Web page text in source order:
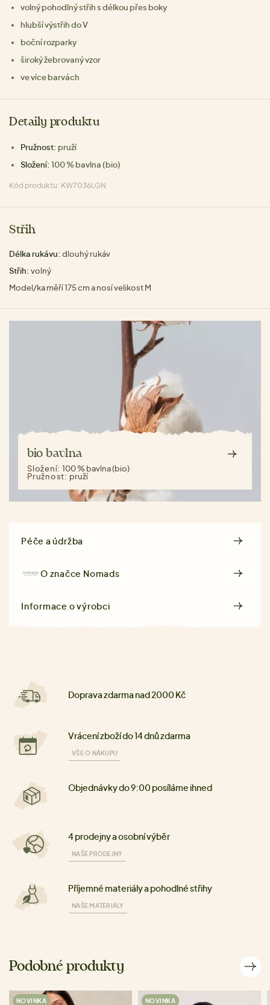
volný pohodlný střih s délkou přes boky
hlubší výstřih do V
boční rozparky
široký žebrovaný vzor
ve více barvách
Detaily produktu
Pružnost: pruží
Složení: 100 % bavlna (bio)
Kód produktu: KW7036LGN
Střih
Délka rukávu: dlouhý rukáv
Střih: volný
Model/ka měří 175 cm a nosí velikost M
bio bavlna
Složení:100 % bavlna (bio)
Pružnost: pruží
Péče a údržba
O značce Nomads
Informace o výrobci
Doprava zdarma nad 2000 Kč
Vrácení zboží do 14 dnů zdarma
VŠE O NÁKUPU
Objednávky do 9:00 posíláme ihned
4 prodejny a osobní výběr
NAŠE PRODEJNY
Příjemné materiály a pohodlné střihy
NAŠE MATERIÁLY
Podobné produkty
NOVINKA NOVINKA